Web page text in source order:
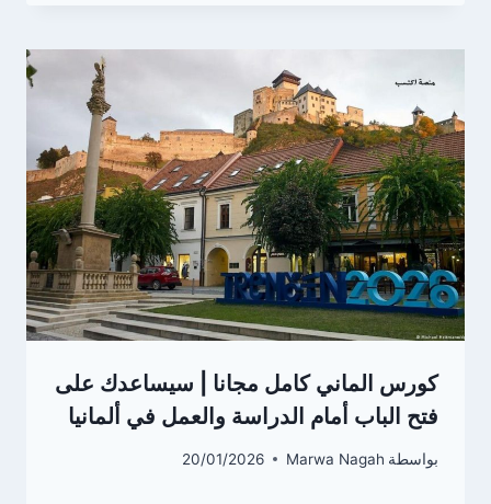
كورس الماني كامل مجانا | سيساعدك على
فتح الباب أمام الدراسة والعمل في ألمانيا
بواسطة Marwa Nagah
20/01/2026